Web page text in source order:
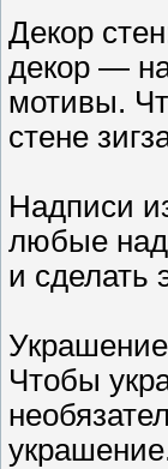
Декор
декор —
мотивы.
стене
Надписи
любые
и сделать
Чтобы